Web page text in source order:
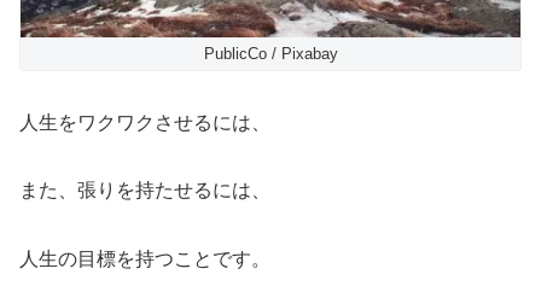
PublicCo / Pixabay
人生をワクワクさせるには、
また、張りを持たせるには、
人生の目標を持つことです。